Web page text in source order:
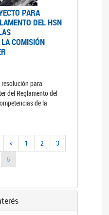
PARA
DEL HSN
COMISIÓN
para
del Reglamento del
de la
< 1 2
3
5